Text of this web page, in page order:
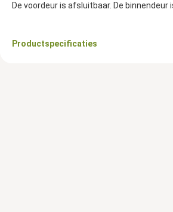
De voordeur is afsluitbaar. De binnendeur
Productspecificaties